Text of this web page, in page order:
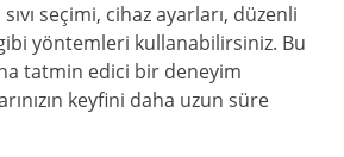
seçimi, cihaz ayarları, düzenli
yöntemleri kullanabilirsiniz. Bu
tatmin edici bir deneyim
keyfini daha uzun süre